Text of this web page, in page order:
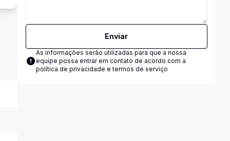
Enviar
As informações serão utilizadas para que a nossa
equipe possa entrar em contato de acordo com a
política de privacidade e termos de serviço